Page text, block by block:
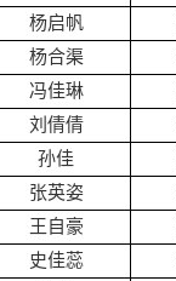
杨启帆
杨合渠
冯佳琳
刘倩倩
孙佳
张英姿
王自豪
史佳蕊